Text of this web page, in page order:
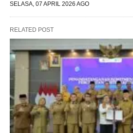
SELASA, 07 APRIL 2026 AGO
RELATED POST